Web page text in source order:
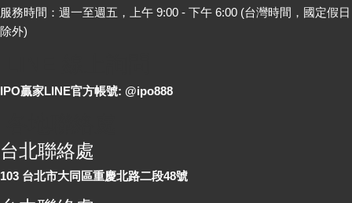
服務時間：週一至週五，上午 9:00 - 下午 6:00 (台灣時間，國定假日
除外)
IPO贏家LINE官方帳號: @ipo888
台北聯絡處
103 台北市大同區重慶北路二段48號